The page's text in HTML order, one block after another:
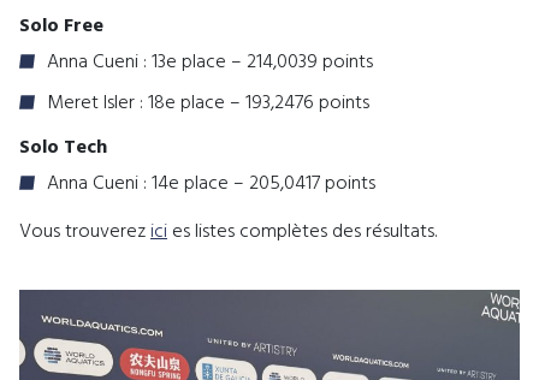
Solo Free
Anna Cueni : 13e place – 214,0039 points
Meret Isler : 18e place – 193,2476 points
Solo Tech
Anna Cueni : 14e place – 205,0417 points
Vous trouverezicies listes complètes des résultats.